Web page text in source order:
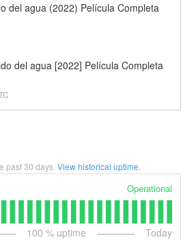
del agua (2022) Película Completa
del agua [2022] Película Completa
past30 days. View historical uptime.
Operational
100 % uptime Today